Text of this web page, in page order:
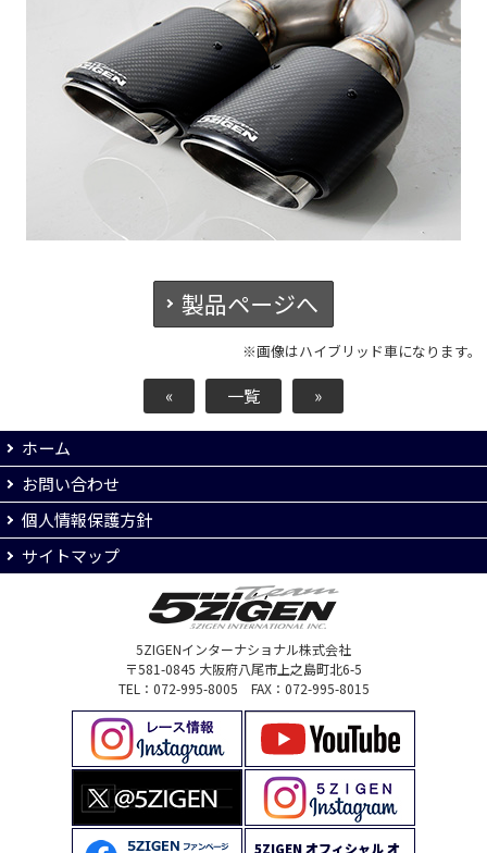
製品ページへ
※画像はハイブリッド車になります。
« 一覧 »
ホーム
お問い合わせ
個人情報保護方針
サイトマップ
5ZIGENインターナショナル株式会社
〒581-0845 大阪府八尾市上之島町北6-5
TEL：072-995-8005 FAX：072-995-8015
5ZIGEN オフィシャル オ